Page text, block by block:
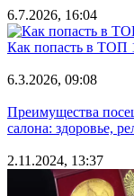
6.7.2026, 16:04
Как попасть в ТОП
6.3.2026, 09:08
Преимущества
салона: здоровье,
2.11.2024, 13:37